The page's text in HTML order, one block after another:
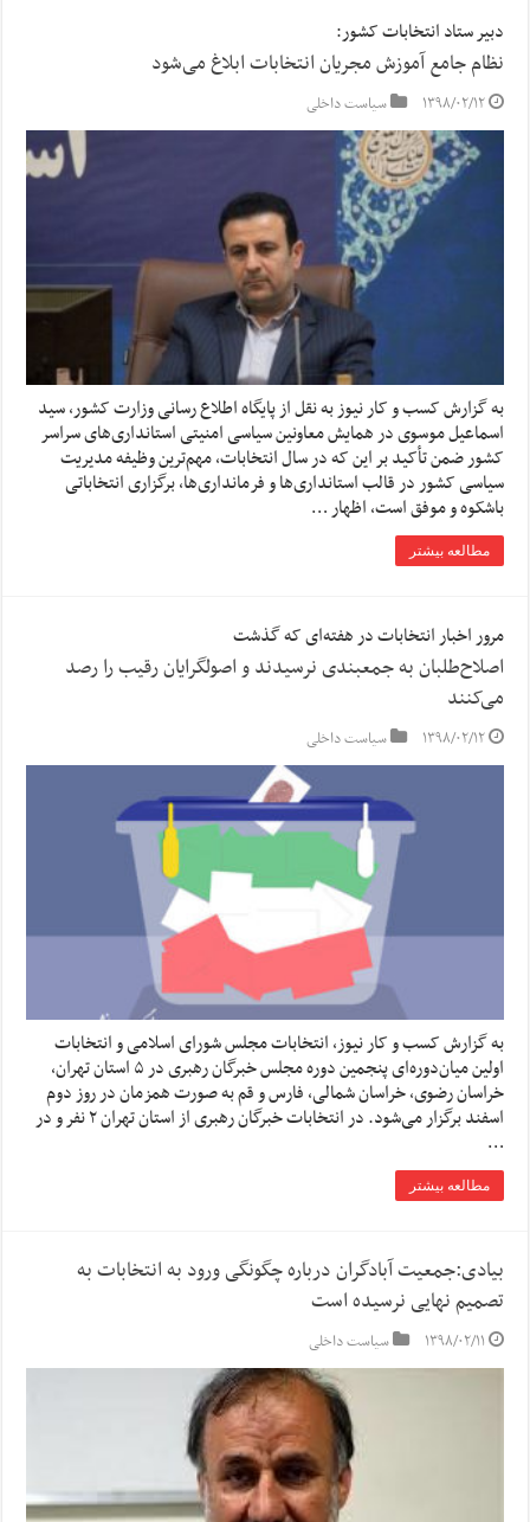
دبیر ستاد انتخابات کشور:
نظام جامع آموزش مجریان انتخابات ابلاغ می‌شود
۱۳۹۸/۰۲/۱۲ سیاست داخلی
به گزارش کسب و کار نیوز به نقل از پایگاه اطلاع رسانی وزارت کشور، سید
اسماعیل موسوی در همایش معاونین سیاسی امنیتی استانداری‌های سراسر
کشور ضمن تأکید بر این که در سال انتخابات، مهم‌ترین وظیفه مدیریت
سیاسی کشور در قالب استانداری‌ها و فرمانداری‌ها، برگزاری انتخاباتی
باشکوه و موفق است، اظهار …
مطالعه بیشتر
مرور اخبار انتخابات در هفته‌ای که گذشت
اصلاح‌طلبان به جمعبندی نرسیدند و اصولگرایان رقیب را رصد
می‌کنند
۱۳۹۸/۰۲/۱۲ سیاست داخلی
به گزارش کسب و کار نیوز، انتخابات مجلس شورای اسلامی و انتخابات
اولین میان‌دوره‌ای پنجمین دوره مجلس خبرگان رهبری در ۵ استان تهران،
خراسان رضوی، خراسان شمالی، فارس و قم به صورت همزمان در روز دوم
اسفند برگزار می‌شود. در انتخابات خبرگان رهبری از استان تهران ٢ نفر و در
…
مطالعه بیشتر
بیادی:جمعیت آبادگران درباره چگونگی ورود به انتخابات به
تصمیم نهایی نرسیده است
۱۳۹۸/۰۲/۱۱ سیاست داخلی